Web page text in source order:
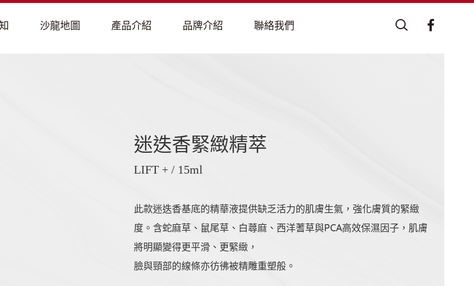
迷迭香緊緻精萃
LIFT + / 15ml
此款迷迭香基底的精華液提供缺乏活力的肌膚生氣，強化膚質的緊緻
度。含蛇麻草、鼠尾草、白蕁麻、西洋蓍草與PCA高效保濕因子，肌膚
將明顯變得更平滑、更緊緻，
臉與頸部的線條亦彷彿被精雕重塑般。